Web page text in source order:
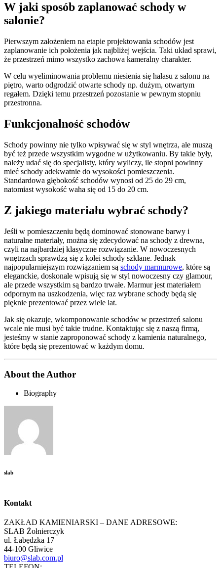
W jaki sposób zaplanować schody w
salonie?
Pierwszym założeniem na etapie projektowania schodów jest
zaplanowanie ich położenia jak najbliżej wejścia. Taki układ sprawi,
że przestrzeń mimo wszystko zachowa kameralny charakter.
W celu wyeliminowania problemu niesienia się hałasu z salonu na
piętro, warto odgrodzić otwarte schody np. dużym, otwartym
regałem. Dzięki temu przestrzeń pozostanie w pewnym stopniu
przestronna.
Funkcjonalność schodów
Schody powinny nie tylko wpisywać się w styl wnętrza, ale muszą
być też przede wszystkim wygodne w użytkowaniu. By takie były,
należy udać się do specjalisty, który wyliczy, ile stopni powinny
mieć schody adekwatnie do wysokości pomieszczenia.
Standardowa głębokość schodów wynosi od 25 do 29 cm,
natomiast wysokość waha się od 15 do 20 cm.
Z jakiego materiału wybrać schody?
Jeśli w pomieszczeniu będą dominować stonowane barwy i
naturalne materiały, można się zdecydować na schody z drewna,
czyli na najbardziej klasyczne rozwiązanie. W nowoczesnych
wnętrzach sprawdzą się z kolei schody szklane. Jednak
najpopularniejszym rozwiązaniem są schody marmurowe, które są
eleganckie, doskonale wpisują się w styl nowoczesny czy glamour,
ale przede wszystkim są bardzo trwałe. Marmur jest materiałem
odpornym na uszkodzenia, więc raz wybrane schody będą się
pięknie prezentować przez wiele lat.
Jak się okazuje, wkomponowanie schodów w przestrzeń salonu
wcale nie musi być takie trudne. Kontaktując się z naszą firmą,
jesteśmy w stanie zaproponować schody z kamienia naturalnego,
które będą się prezentować w każdym domu.
About the Author
Biography
slab
Kontakt
ZAKŁAD KAMIENIARSKI – DANE ADRESOWE:
SLAB Żołnierczyk
ul. Łabędzka 17
44-100 Gliwice
biuro@slab.com.pl